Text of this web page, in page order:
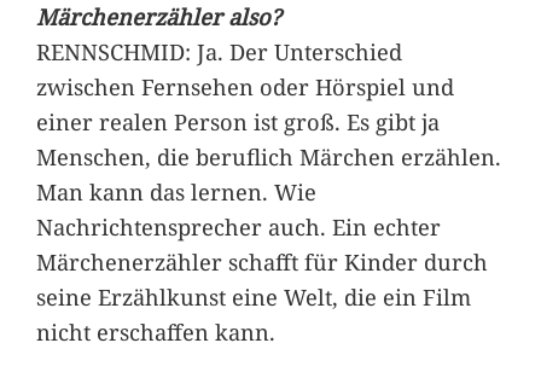
Märchenerzähler also?
RENNSCHMID: Ja. Der Unterschied
zwischen Fernsehen oder Hörspiel und
einer realen Person ist groß. Es gibt ja
Menschen, die beruflich Märchen erzählen.
Man kann das lernen. Wie
Nachrichtensprecher auch. Ein echter
Märchenerzähler schafft für Kinder durch
seine Erzählkunst eine Welt, die ein Film
nicht erschaffen kann.